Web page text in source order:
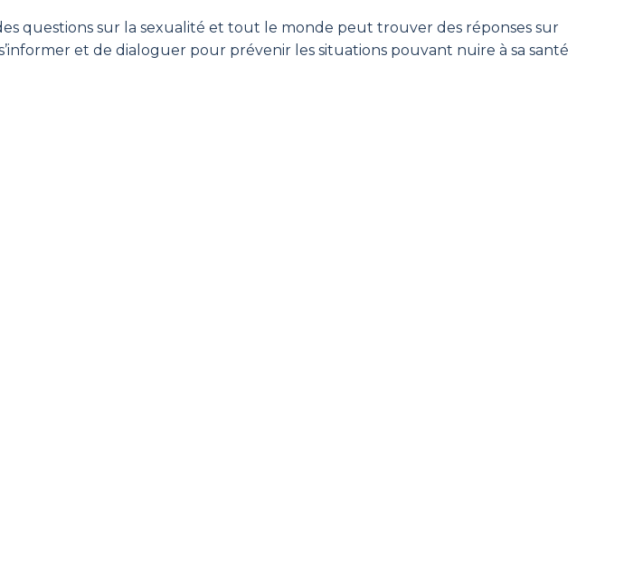
questions sur la sexualité et tout le monde peut trouver des réponses sur
et de dialoguer pour prévenir les situations pouvant nuire à sa santé